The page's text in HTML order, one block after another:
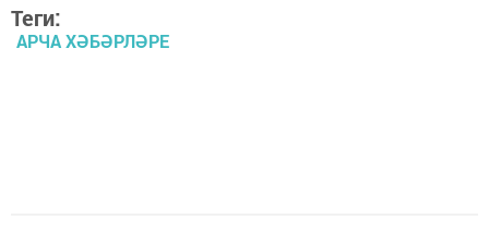
Теги:
АРЧА ХӘБӘРЛӘРЕ